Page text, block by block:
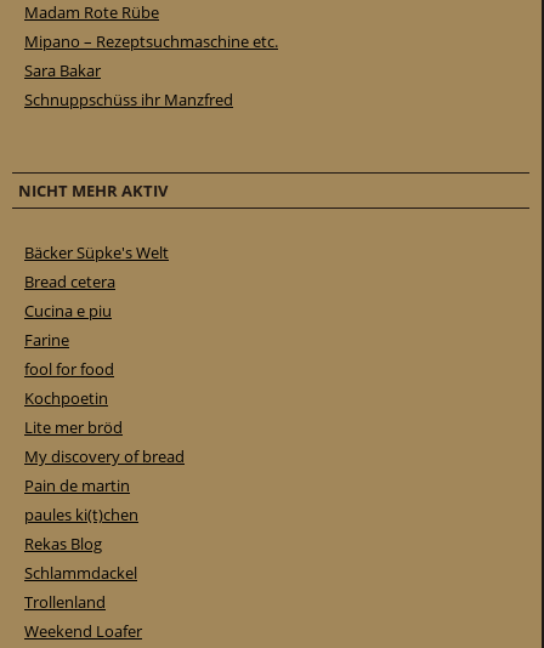
Madam Rote Rübe
Mipano – Rezeptsuchmaschine etc.
Sara Bakar
Schnuppschüss ihr Manzfred
NICHT MEHR AKTIV
Bäcker Süpke's Welt
Bread cetera
Cucina e piu
Farine
fool for food
Kochpoetin
Lite mer bröd
My discovery of bread
Pain de martin
paules ki(t)chen
Rekas Blog
Schlammdackel
Trollenland
Weekend Loafer